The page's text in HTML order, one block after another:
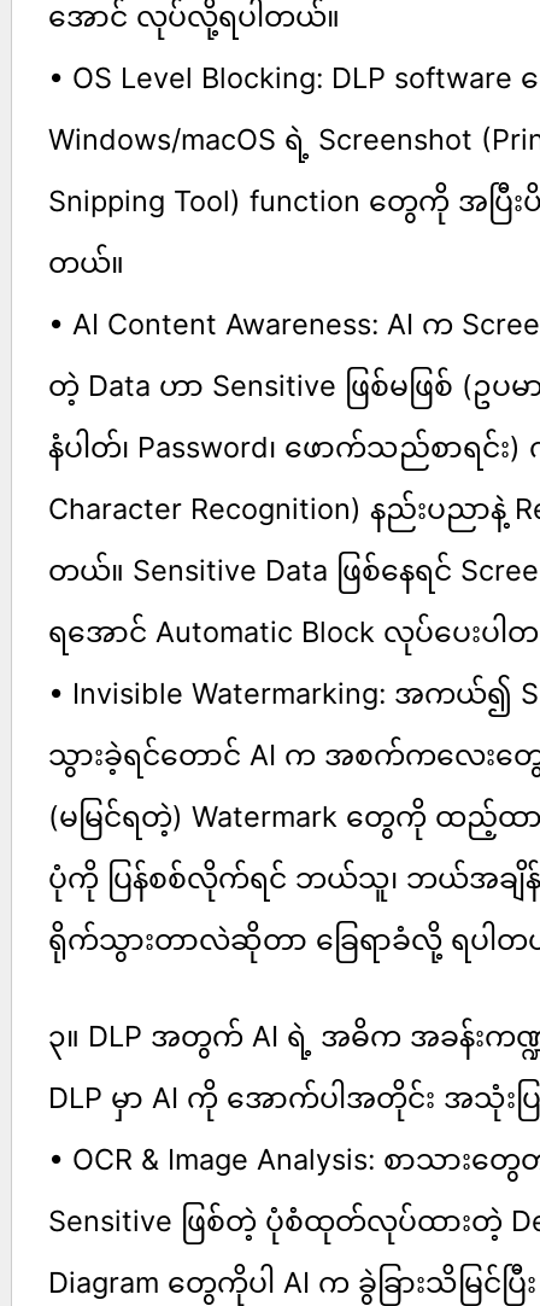
အောင် လုပ်လို့ရပါတယ်။
• OS Level Blocking: DLP
Windows/macOS ရဲ့ Screenshot
Snipping Tool) function တွေကို အပြီး
တယ်။
• AI Content Awareness: AI က
တဲ့ Data ဟာ Sensitive ဖြစ်မဖြစ် (ဥပမ
နံပါတ်၊ Password၊ ဖောက်သည်စာရင်း)
Character Recognition) နည်းပညာနဲ့
တယ်။ Sensitive Data ဖြစ်နေရင်
ရအောင် Automatic Block လုပ်ပေးပါ
• Invisible Watermarking: အကယ်၍
သွားခဲ့ရင်တောင် AI က အစက်ကလေးတွေ
(မမြင်ရတဲ့) Watermark တွေကို ထည့်ထ
ပုံကို ပြန်စစ်လိုက်ရင် ဘယ်သူ၊ ဘယ်အချိ
ရိုက်သွားတာလဲဆိုတာ ခြေရာခံလို့ ရပါတ
၃။ DLP အတွက် AI ရဲ့ အဓိက အခန်းကဏ္
DLP မှာ AI ကို အောက်ပါအတိုင်း အသုံး
• OCR & Image Analysis: စာသား
Sensitive ဖြစ်တဲ့ ပုံစံထုတ်လုပ်ထားတဲ့
Diagram တွေကိုပါ AI က ခွဲခြားသိမြင်